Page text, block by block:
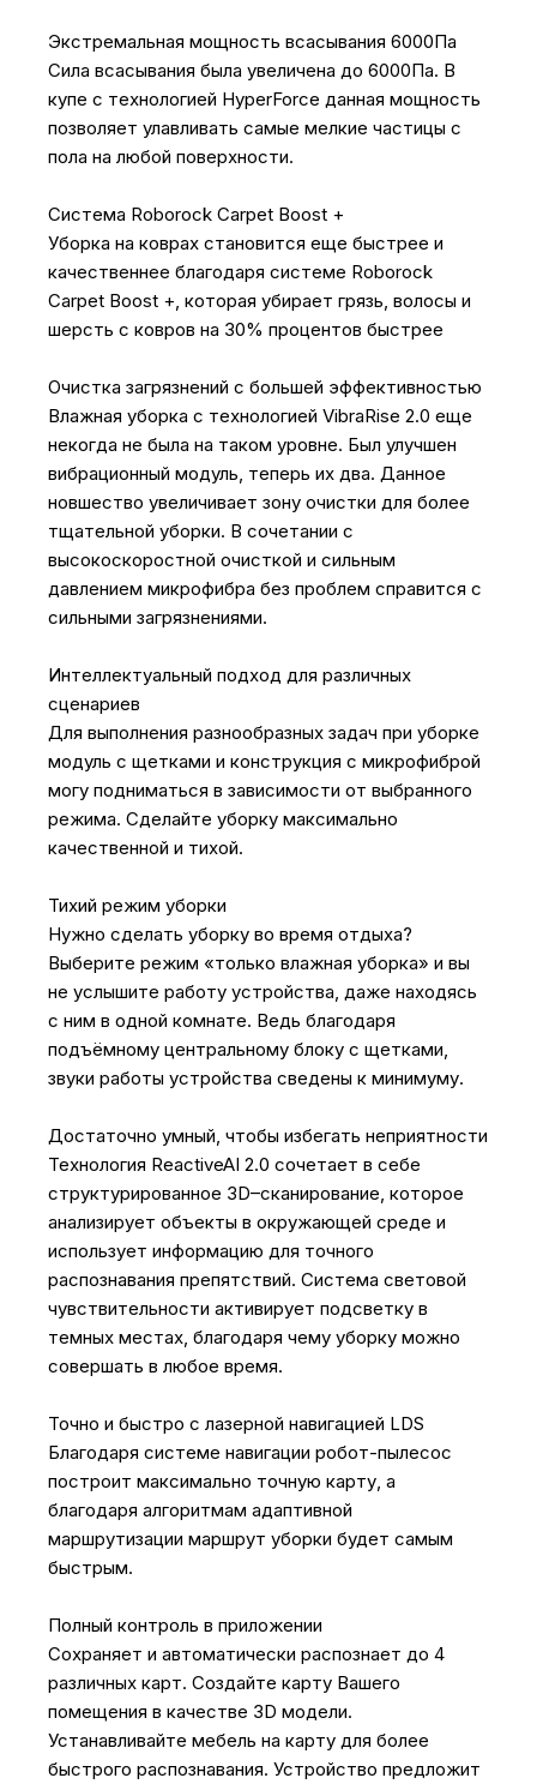
Экстремальная мощность всасывания 6000Па
Сила всасывания была увеличена до 6000Па. В
купе с технологией HyperForce данная мощность
позволяет улавливать самые мелкие частицы с
пола на любой поверхности.
Система Roborock Carpet Boost +
Уборка на коврах становится еще быстрее и
качественнее благодаря системе Roborock
Carpet Boost +, которая убирает грязь, волосы и
шерсть с ковров на 30% процентов быстрее
Очистка загрязнений с большей эффективностью
Влажная уборка с технологией VibraRise 2.0 еще
некогда не была на таком уровне. Был улучшен
вибрационный модуль, теперь их два. Данное
новшество увеличивает зону очистки для более
тщательной уборки. В сочетании с
высокоскоростной очисткой и сильным
давлением микрофибра без проблем справится с
сильными загрязнениями.
Интеллектуальный подход для различных
сценариев
Для выполнения разнообразных задач при уборке
модуль с щетками и конструкция с микрофиброй
могу подниматься в зависимости от выбранного
режима. Сделайте уборку максимально
качественной и тихой.
Тихий режим уборки
Нужно сделать уборку во время отдыха?
Выберите режим «только влажная уборка» и вы
не услышите работу устройства, даже находясь
с ним в одной комнате. Ведь благодаря
подъёмному центральному блоку с щетками,
звуки работы устройства сведены к минимуму.
Достаточно умный, чтобы избегать неприятности
Технология ReactiveAI 2.0 сочетает в себе
структурированное 3D–сканирование, которое
анализирует объекты в окружающей среде и
использует информацию для точного
распознавания препятствий. Система световой
чувствительности активирует подсветку в
темных местах, благодаря чему уборку можно
совершать в любое время.
Точно и быстро с лазерной навигацией LDS
Благодаря системе навигации робот-пылесос
построит максимально точную карту, а
благодаря алгоритмам адаптивной
маршрутизации маршрут уборки будет самым
быстрым.
Полный контроль в приложении
Сохраняет и автоматически распознает до 4
различных карт. Создайте карту Вашего
помещения в качестве 3D модели.
Устанавливайте мебель на карту для более
быстрого распознавания. Устройство предложит